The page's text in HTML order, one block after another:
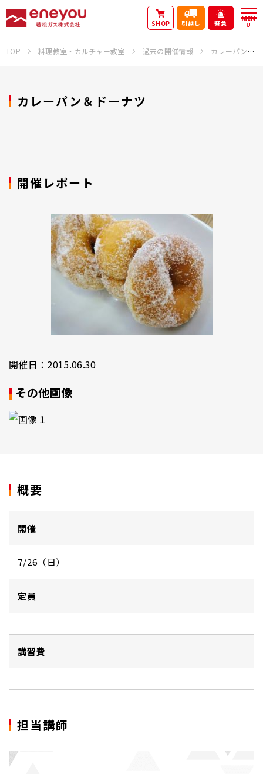
SHOP 引越し 緊急
MEN
U
TOP 料理教室・カルチャー教室 過去の開催情報 カレーパン＆ドーナツ
カレーパン＆ドーナツ
開催レポート
開催日：2015.06.30
その他画像
概要
開催
7/26（日）
定員
講習費
担当講師